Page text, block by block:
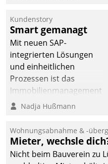
Kundenstory
Smart gemanagt
Mit neuen SAP-
integrierten Lösungen
und einheitlichen
Prozessen ist das
Immobilienmanagement
der Bayerischen
Ressort Kapitalanlage für
künftige Aufgaben und
Herausforderungen
Nadja Hußmann
Wohnungsabnahme & -
Mieter, wechsle
Nicht beim Bauverein zu